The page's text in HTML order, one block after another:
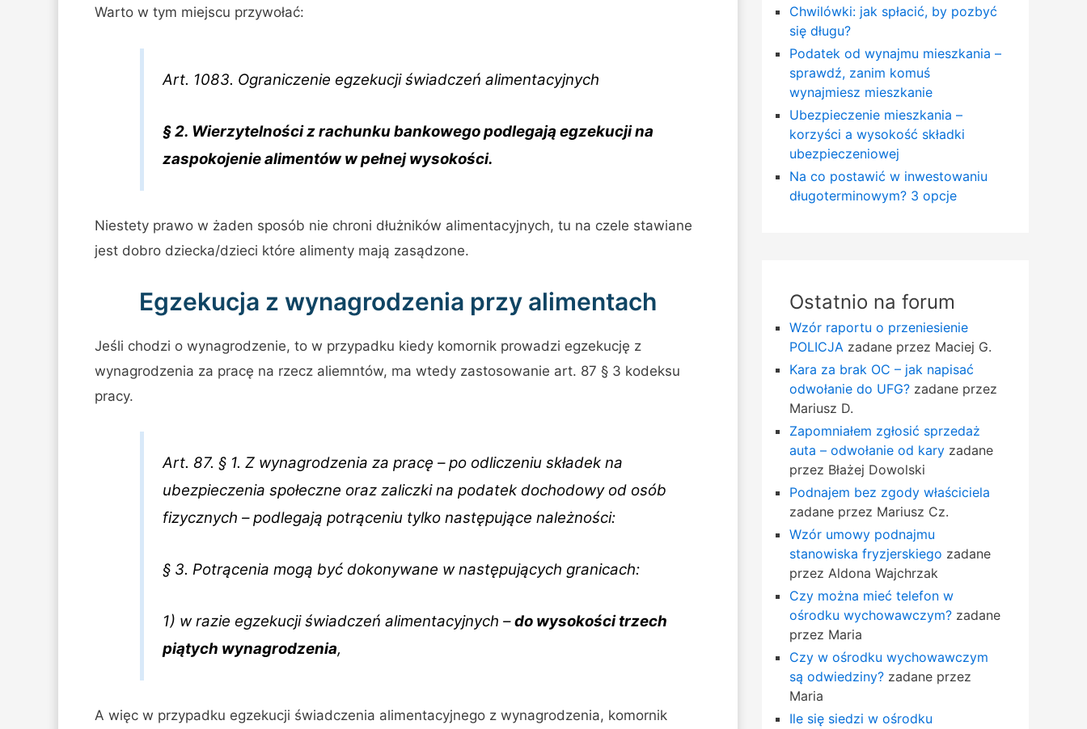
Warto w tym miejscu przywołać:
Art. 1083. Ograniczenie egzekucji świadczeń alimentacyjnych
§ 2. Wierzytelności z rachunku bankowego podlegają egzekucji na
zaspokojenie alimentów w pełnej wysokości.
Niestety prawo w żaden sposób nie chroni dłużników alimentacyjnych, tu na czele stawiane
jest dobro dziecka/dzieci które alimenty mają zasądzone.
Egzekucja z wynagrodzenia przy alimentach
Jeśli chodzi o wynagrodzenie, to w przypadku kiedy komornik prowadzi egzekucję z
wynagrodzenia za pracę na rzecz aliemntów, ma wtedy zastosowanie art. 87 § 3 kodeksu
pracy.
Art. 87. § 1. Z wynagrodzenia za pracę – po odliczeniu składek na
ubezpieczenia społeczne oraz zaliczki na podatek dochodowy od osób
fizycznych – podlegają potrąceniu tylko następujące należności:
§ 3. Potrącenia mogą być dokonywane w następujących granicach:
1) w razie egzekucji świadczeń alimentacyjnych –do wysokości trzech
piątych wynagrodzenia,
A więc w przypadku egzekucji świadczenia alimentacyjnego z wynagrodzenia, komornik
Chwilówki: jak spłacić, by pozbyć
się długu?
Podatek od wynajmu mieszkania –
sprawdź, zanim komuś
wynajmiesz mieszkanie
Ubezpieczenie mieszkania –
korzyści a wysokość składki
ubezpieczeniowej
Na co postawić w inwestowaniu
długoterminowym? 3 opcje
Ostatnio na forum
Wzór raportu o przeniesienie
POLICJA zadane przez Maciej G.
Kara za brak OC – jak napisać
odwołanie do UFG? zadane przez
Mariusz D.
Zapomniałem zgłosić sprzedaż
auta – odwołanie od kary zadane
przez Błażej Dowolski
Podnajem bez zgody właściciela
zadane przez Mariusz Cz.
Wzór umowy podnajmu
stanowiska fryzjerskiego zadane
przez Aldona Wajchrzak
Czy można mieć telefon w
ośrodku wychowawczym? zadane
przez Maria
Czy w ośrodku wychowawczym
są odwiedziny? zadane przez
Maria
Ile się siedzi w ośrodku